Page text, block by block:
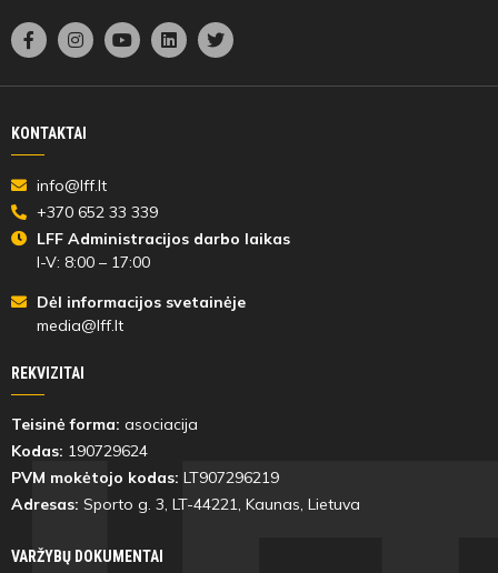
KONTAKTAI
info@lff.lt
+370 652 33 339
LFF Administracijos darbo laikas
I-V: 8:00 – 17:00
Dėl informacijos svetainėje
media@lff.lt
REKVIZITAI
Teisinė forma: asociacija
Kodas: 190729624
PVM mokėtojo kodas: LT907296219
Adresas: Sporto g. 3, LT-44221, Kaunas, Lietuva
VARŽYBŲ DOKUMENTAI